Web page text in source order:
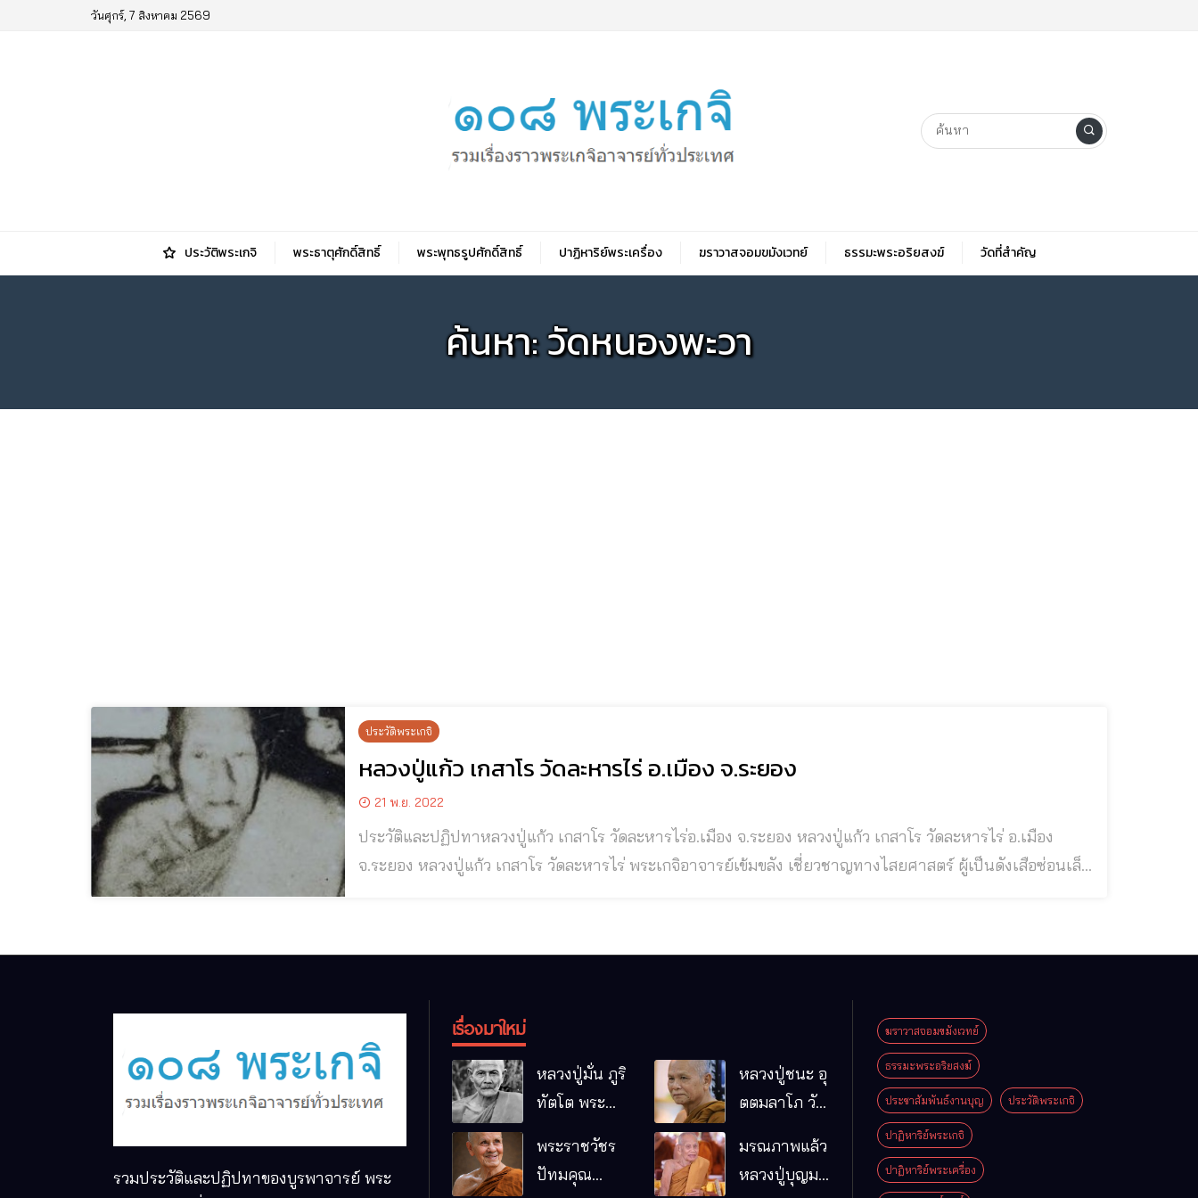
วันศุกร์, 7 สิงหาคม 2569
ประวัติพระเกจิ พระธาตุศักดิ์สิทธิ์ พระพุทธรูปศักดิ์สิทธิ์ ปาฏิหาริย์พระเครื่อง ฆราวาสจอมขมังเวทย์ ธรรมะพระอริยสงฆ์ วัดที่สําคัญ
ค้นหา: วัดหนองพะวา
ประวัติพระเกจิ
หลวงปู่แก้ว เกสาโร วัดละหารไร่ อ.เมือง จ.ระยอง
21 พ.ย. 2022
ประวัติและปฏิปทาหลวงปู่แก้ว เกสาโร วัดละหารไร่อ.เมือง จ.ระยอง หลวงปู่แก้ว เกสาโร วัดละหารไร่ อ.เมือง
จ.ระยอง หลวงปู่แก้ว เกสาโร วัดละหารไร่ พระเกจิอาจารย์เข้มขลัง เชี่ยวชาญทางไสยศาสตร์ ผู้เป็นดังเสือซ่อนเล็บ
รวมประวัติและปฏิปทาของบูรพาจารย์ พระ
เรื่องมาใหม่
หลวงปู่มั่น ภูริ
ทัตโต พระ
พระกรรมฐาน
หลวงปู่ชนะ อุ
ตตมลาโภ วัด
จ.มหาสารคาม
พระราชวัชร
ปัทมคุณ
มรณภาพแล้ว
หลวงปู่บุญมา
ฆราวาสจอมขมังเวทย์
ธรรมะพระอริยสงฆ์
ประชาสัมพันธ์งานบุญ ประวัติพระเกจิ
ปาฏิหาริย์พระเกจิ
ปาฏิหาริย์พระเครื่อง